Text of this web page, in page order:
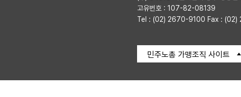
고유번호 : 107-82-08139
Tel : (02) 2670-9100 Fax :
민주노총 가맹조직 사이트